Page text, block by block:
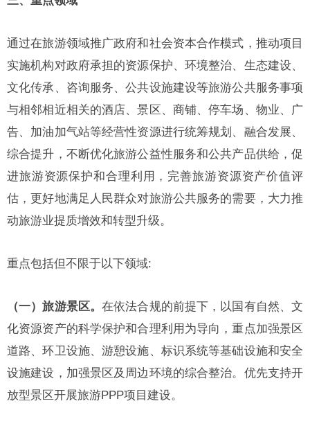
通过在旅游领域推广政府和社会资本合作模式，推动项目
实施机构对政府承担的资源保护、环境整治、生态建设、
文化传承、咨询服务、公共设施建设等旅游公共服务事项
与相邻相近相关的酒店、景区、商铺、停车场、物业、广
告、加油加气站等经营性资源进行统筹规划、融合发展、
综合提升，不断优化旅游公益性服务和公共产品供给，促
进旅游资源保护和合理利用，完善旅游资源资产价值评
估，更好地满足人民群众对旅游公共服务的需要，大力推
动旅游业提质增效和转型升级。
重点包括但不限于以下领域:
（一）旅游景区。 在依法合规的前提下，以国有自然、文
化资源资产的科学保护和合理利用为导向，重点加强景区
道路、环卫设施、游憩设施、标识系统等基础设施和安全
设施建设，加强景区及周边环境的综合整治。优先支持开
放型景区开展旅游PPP项目建设。